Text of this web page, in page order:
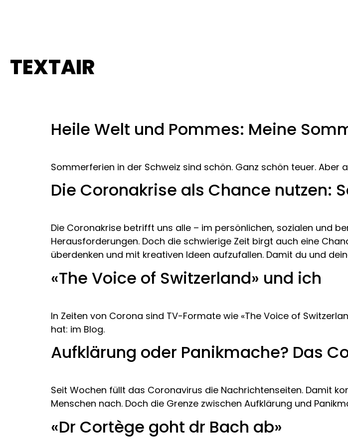
TEXTAIR
Heile Welt und Pommes: Meine
Sommerferien in der Schweiz sind schön. Ganz schön teuer. Aber
Die Coronakrise als Chance nutzen:
Die Coronakrise betrifft uns alle – im persönlichen, sozialen und
Herausforderungen. Doch die schwierige Zeit birgt auch eine
überdenken und mit kreativen Ideen aufzufallen. Damit du und
«The Voice of Switzerland» und ich
In Zeiten von Corona sind TV-Formate wie «The Voice of
hat: im Blog.
Aufklärung oder Panikmache? Das
Seit Wochen füllt das Coronavirus die Nachrichtenseiten. Damit
Menschen nach. Doch die Grenze zwischen Aufklärung und
«Dr Cortège goht dr Bach ab»